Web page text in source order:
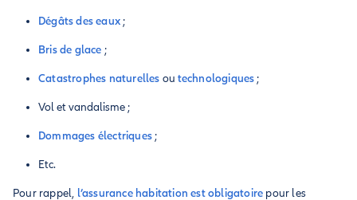
Dégâts des eaux ;
Bris de glace ;
Catastrophes naturelles ou technologiques ;
Vol et vandalisme ;
Dommages électriques ;
Etc.
Pour rappel, l’assurance habitation est obligatoire pour les